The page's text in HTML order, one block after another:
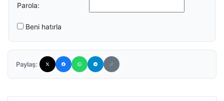
Parola:
Beni hatırla
Paylaş: